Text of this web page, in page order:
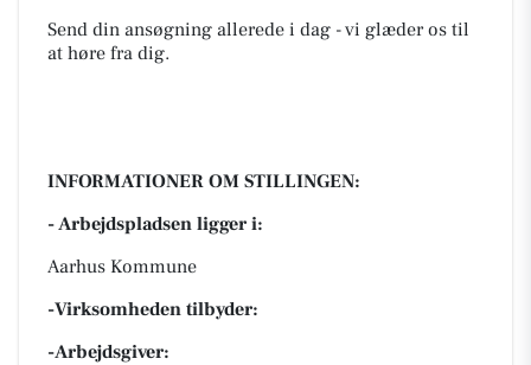
Send din ansøgning allerede i dag - vi glæder os til
at høre fra dig.
INFORMATIONER OM STILLINGEN:
- Arbejdspladsen ligger i:
Aarhus Kommune
-Virksomheden tilbyder:
-Arbejdsgiver: